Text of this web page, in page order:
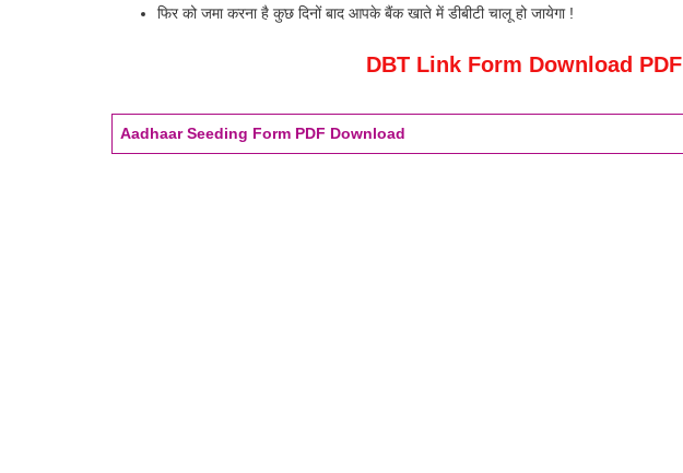
फिर को जमा करना है कुछ दिनों बाद आपके बैंक खाते में डीबीटी चालू हो जायेगा !
DBT Link Form Download PDF
Aadhaar Seeding Form PDF Download